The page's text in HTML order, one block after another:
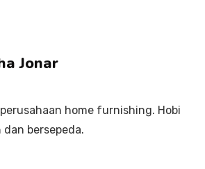
Jonar
home furnishing. Hobi
bersepeda.